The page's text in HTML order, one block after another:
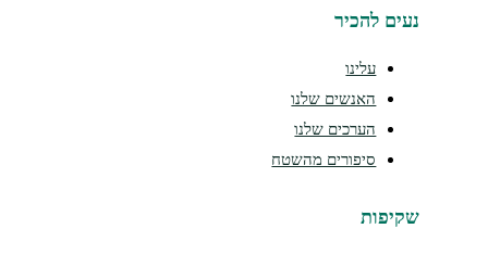
להכיר
האנשים שלנו
הערכים שלנו
סיפורים מהשטח